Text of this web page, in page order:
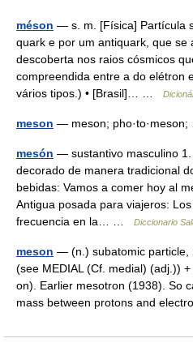
méson — s. m. [Física] Partícula
quark e por um antiquark, que se
descoberta nos raios cósmicos
compreendida entre a do elétron
vários tipos.) • [Brasil]… …
meson — meson;
mesón — sustantivo masculino
decorado de manera tradicional
bebidas: Vamos a comer hoy al
Antigua posada para viajeros:
frecuencia en la… …
Diccionario
meson — (n.) subatomic particle,
(see MEDIAL (Cf. medial) (adj.))
on). Earlier mesotron (1938). So
mass between protons and